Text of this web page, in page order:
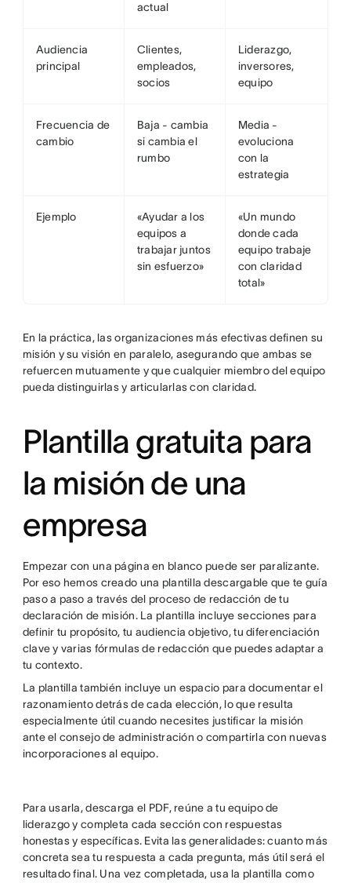
actual
Audiencia
principal
Clientes,
empleados,
socios
Liderazgo,
inversores,
equipo
Frecuencia de
cambio
Baja - cambia
si cambia el
rumbo
Media -
evoluciona
con la
estrategia
Ejemplo
«Ayudar a los
equipos a
trabajar juntos
sin esfuerzo»
«Un mundo
donde cada
equipo trabaje
con claridad
total»
En la práctica, las organizaciones más efectivas definen su
misión y su visión en paralelo, asegurando que ambas se
refuercen mutuamente y que cualquier miembro del equipo
pueda distinguirlas y articularlas con claridad.
Plantilla gratuita para
la misión de una
empresa
Empezar con una página en blanco puede ser paralizante.
Por eso hemos creado una plantilla descargable que te guía
paso a paso a través del proceso de redacción de tu
declaración de misión. La plantilla incluye secciones para
definir tu propósito, tu audiencia objetivo, tu diferenciación
clave y varias fórmulas de redacción que puedes adaptar a
tu contexto.
La plantilla también incluye un espacio para documentar el
razonamiento detrás de cada elección, lo que resulta
especialmente útil cuando necesites justificar la misión
ante el consejo de administración o compartirla con nuevas
incorporaciones al equipo.
Para usarla, descarga el PDF, reúne a tu equipo de
liderazgo y completa cada sección con respuestas
honestas y específicas. Evita las generalidades: cuanto más
concreta sea tu respuesta a cada pregunta, más útil será el
resultado final. Una vez completada, usa la plantilla como